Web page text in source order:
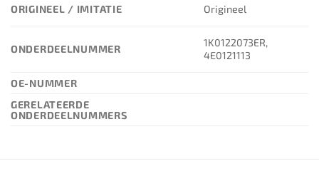
ORIGINEEL / IMITATIE Origineel
ONDERDEELNUMMER
1K0122073ER,
4E0121113
OE-NUMMER
GERELATEERDE
ONDERDEELNUMMERS